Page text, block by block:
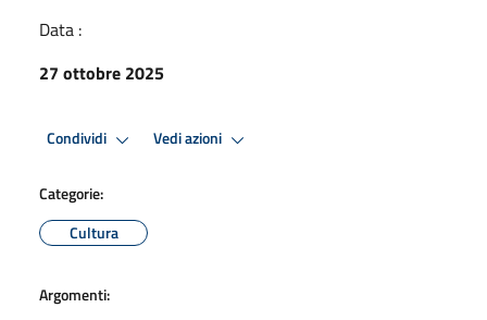
Data :
27 ottobre 2025
Condividi Vedi azioni
Categorie:
Cultura
Argomenti: